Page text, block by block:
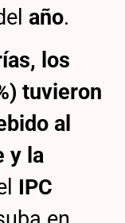
año.
los
tuvieron
al
y la
IPC